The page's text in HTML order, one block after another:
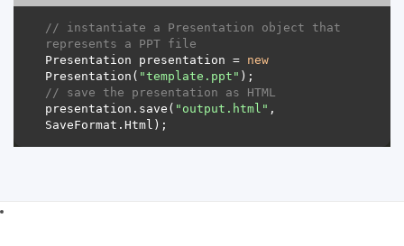
// instantiate a Presentation object that
represents a PPT file
Presentation presentation = new
Presentation( "template.ppt"
// save the presentation as HTML
presentation.save( "output.html" ,